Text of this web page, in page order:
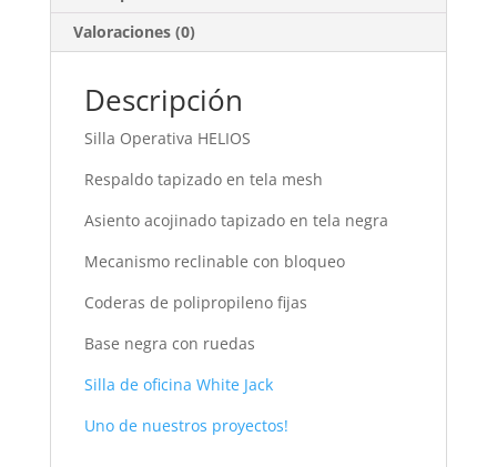
Valoraciones (0)
Descripción
Silla Operativa HELIOS
Respaldo tapizado en tela mesh
Asiento acojinado tapizado en tela negra
Mecanismo reclinable con bloqueo
Coderas de polipropileno fijas
Base negra con ruedas
Silla de oficina White Jack
Uno de nuestros proyectos!